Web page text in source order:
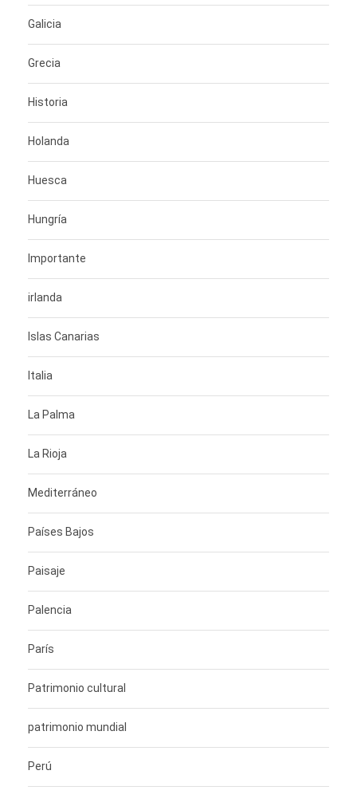
Galicia
Grecia
Historia
Holanda
Huesca
Hungría
Importante
irlanda
Islas Canarias
Italia
La Palma
La Rioja
Mediterráneo
Países Bajos
Paisaje
Palencia
París
Patrimonio cultural
patrimonio mundial
Perú